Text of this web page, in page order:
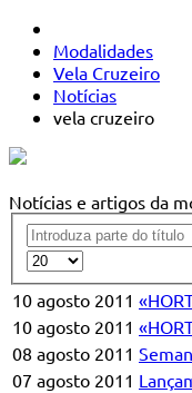
Modalidades
Vela Cruzeiro
Notícias
vela cruzeiro
Notícias e artigos da
10 agosto 2011
10 agosto 2011
08 agosto 2011
07 agosto 2011